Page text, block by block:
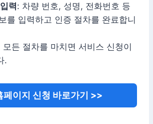
력: 차량 번호, 성명, 전화번호 등
를 입력하고 인증 절차를 완료합니
모든 절차를 마치면 서비스 신청이
.
페이지 신청 바로가기 >>